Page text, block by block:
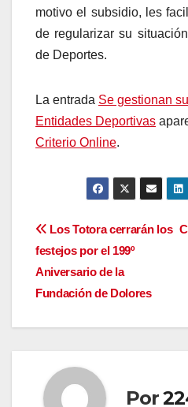
motivo el subsidio, les
de regularizar su
de Deportes.
La entrada Se gestionan
Entidades Deportivas
Criterio Online.
Navegación
de
entradas
Los Totora cerrarán los
festejos por el 199º
Aniversario de la
Fundación de Dolores
Por